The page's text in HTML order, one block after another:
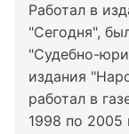
Работал в
"Сегодня",
"Судебно-
издания
работал в
1998 по 2005